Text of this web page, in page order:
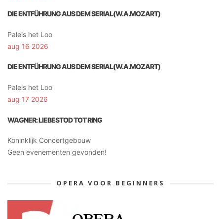
DIE ENTFÜHRUNG AUS DEM SERIAL(W.A.MOZART)
Paleis het Loo
aug 16 2026
DIE ENTFÜHRUNG AUS DEM SERIAL(W.A.MOZART)
Paleis het Loo
aug 17 2026
WAGNER: LIEBESTOD TOT RING
Koninklijk Concertgebouw
Geen evenementen gevonden!
OPERA VOOR BEGINNERS